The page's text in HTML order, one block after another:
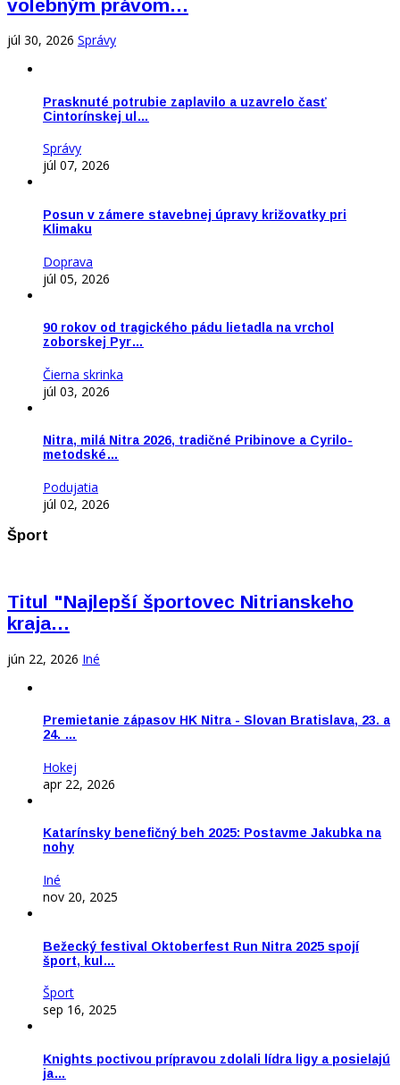
volebným právom…
júl 30, 2026 Správy
Prasknuté potrubie zaplavilo a uzavrelo časť
Cintorínskej ul…
Správy
júl 07, 2026
Posun v zámere stavebnej úpravy križovatky pri
Klimaku
Doprava
júl 05, 2026
90 rokov od tragického pádu lietadla na vrchol
zoborskej Pyr…
Čierna skrinka
júl 03, 2026
Nitra, milá Nitra 2026, tradičné Pribinove a Cyrilo-
metodské…
Podujatia
júl 02, 2026
Šport
Titul "Najlepší športovec Nitrianskeho
kraja…
jún 22, 2026 Iné
Premietanie zápasov HK Nitra - Slovan Bratislava, 23. a
24. …
Hokej
apr 22, 2026
Katarínsky benefičný beh 2025: Postavme Jakubka na
nohy
Iné
nov 20, 2025
Bežecký festival Oktoberfest Run Nitra 2025 spojí
šport, kul…
Šport
sep 16, 2025
Knights poctivou prípravou zdolali lídra ligy a posielajú
ja…